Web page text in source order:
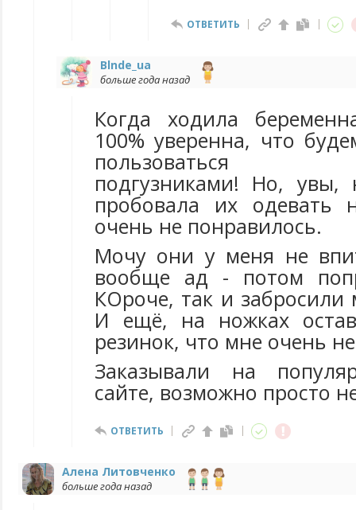
ОТВЕТИТЬ
Blnde_ua
больше года назад
Когда ходила
100% уверенна, что
пользоваться
подгузниками! Но, увы,
пробовала их
очень не понравилось.
Мочу они у меня не
вообще ад - потом
КОроче, так и
И ещё, на ножках
резинок, что мне очень
Заказывали на
сайте, возможно просто
ОТВЕТИТЬ
Алена Литовченко
больше года назад